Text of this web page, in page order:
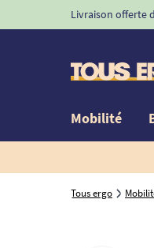
Livraison offerte
Mobilité
Tous ergo